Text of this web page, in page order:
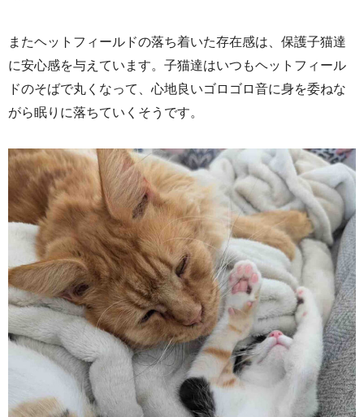
またヘットフィールドの落ち着いた存在感は、保護子猫達
に安心感を与えています。子猫達はいつもヘットフィール
ドのそばで丸くなって、心地良いゴロゴロ音に身を委ねな
がら眠りに落ちていくそうです。